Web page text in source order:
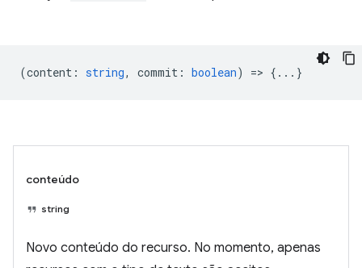
(content : string, commit : boolean) => {...}
conteúdo
string
Novo conteúdo do recurso. No momento, apenas